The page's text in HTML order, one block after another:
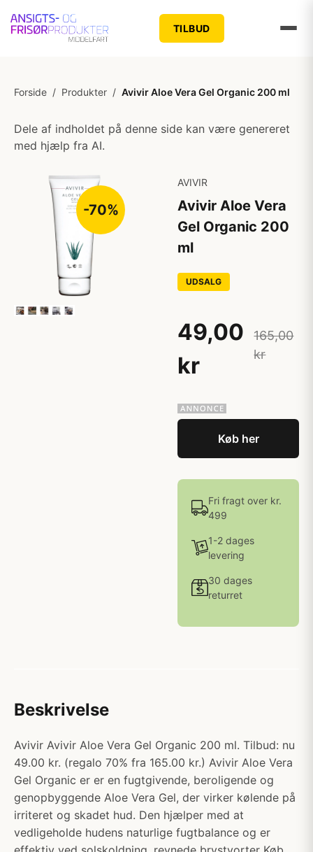
TILBUD
Forside / Produkter / Avivir Aloe Vera Gel Organic 200 ml
Dele af indholdet på denne side kan være genereret
med hjælp fra AI.
-70%
AVIVIR
Avivir Aloe Vera
Gel Organic 200
ml
UDSALG
49,00
kr
165,00
kr
Køb her
Fri fragt over kr.
499
1-2 dages
levering
30 dages
returret
Beskrivelse
Avivir Avivir Aloe Vera Gel Organic 200 ml. Tilbud: nu
49.00 kr. (regalo 70% fra 165.00 kr.) Avivir Aloe Vera
Gel Organic er er en fugtgivende, beroligende og
genopbyggende Aloe Vera Gel, der virker kølende på
irriteret og skadet hud. Den hjælper med at
vedligeholde hudens naturlige fugtbalance og er